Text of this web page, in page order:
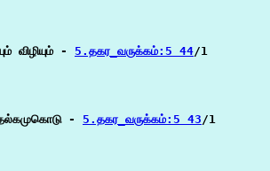
விழியும் - 5.தகர_வருக்கம்:5 44/1
- 5.தகர_வருக்கம்:5 43/1